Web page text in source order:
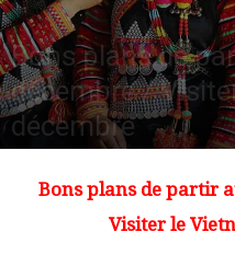
Bons plans de
décembre /
décembre
Bons plans de partir
Visiter le